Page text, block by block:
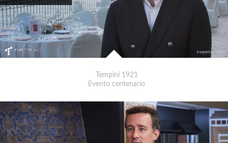
Tempini 1921
Evento centenario